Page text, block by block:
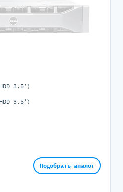
3.5")
3.5")
Подобрать аналог